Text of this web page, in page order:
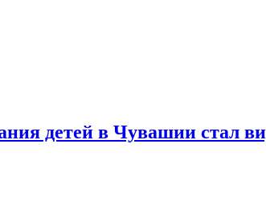
детей в Чувашии стал